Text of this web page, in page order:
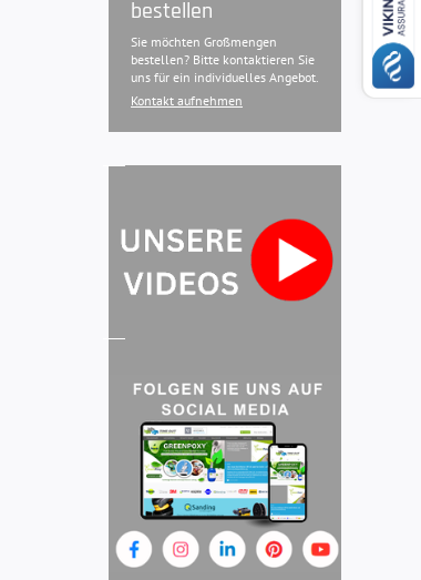
bestellen
Sie möchten Großmengen
bestellen? Bitte kontaktieren Sie
uns für ein individuelles Angebot.
Kontakt aufnehmen